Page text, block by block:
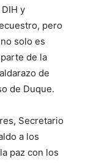
y
pero
solo es
de la
de
de Duque.
Secretario
a los
paz con los